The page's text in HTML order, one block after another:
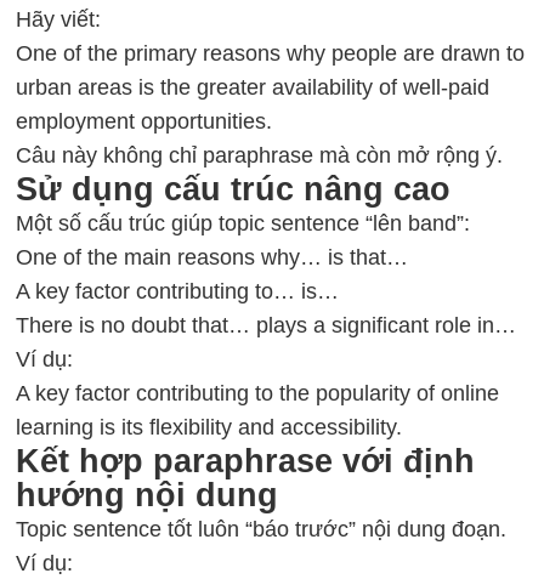
Hãy viết:
One of the primary reasons why people are drawn to
urban areas is the greater availability of well-paid
employment opportunities.
Câu này không chỉ paraphrase mà còn mở rộng ý.
Sử dụng cấu trúc nâng cao
Một số cấu trúc giúp topic sentence “lên band”:
One of the main reasons why… is that…
A key factor contributing to… is…
There is no doubt that… plays a significant role in…
Ví dụ:
A key factor contributing to the popularity of online
learning is its flexibility and accessibility.
Kết hợp paraphrase với định
hướng nội dung
Topic sentence tốt luôn “báo trước” nội dung đoạn.
Ví dụ: